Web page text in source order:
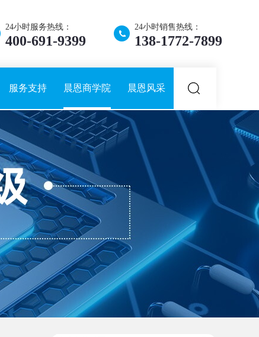
24小时服务热线：
400-691-9399
24小时销售热线：
138-1772-7899
服务支持 晨恩商学院 晨恩风采